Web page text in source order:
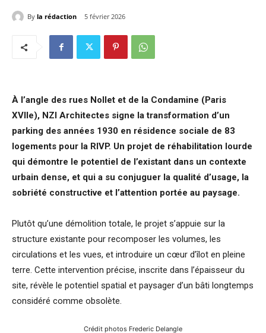
By la rédaction 5 février 2026
À l’angle des rues Nollet et de la Condamine (Paris
XVIIe), NZI Architectes signe la transformation d’un
parking des années 1930 en résidence sociale de 83
logements pour la RIVP. Un projet de réhabilitation lourde
qui démontre le potentiel de l’existant dans un contexte
urbain dense, et qui a su conjuguer la qualité d’usage, la
sobriété constructive et l’attention portée au paysage.
Plutôt qu’une démolition totale, le projet s’appuie sur la
structure existante pour recomposer les volumes, les
circulations et les vues, et introduire un cœur d’îlot en pleine
terre. Cette intervention précise, inscrite dans l’épaisseur du
site, révèle le potentiel spatial et paysager d’un bâti longtemps
considéré comme obsolète.
Crédit photos Frederic Delangle